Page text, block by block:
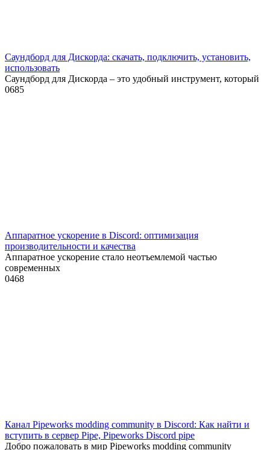
Саундборд для Дискорда: скачать, подключить, установить,
использовать
Саундборд для Дискорда – это удобный инструмент, который
0685
Аппаратное ускорение в Discord: оптимизация
производительности и качества
Аппаратное ускорение стало неотъемлемой частью
современных
0468
Канал Pipeworks modding community в Discord: Как найти и
вступить в сервер Pipe, Pipeworks Discord pipe
Добро пожаловать в мир Pipeworks modding community